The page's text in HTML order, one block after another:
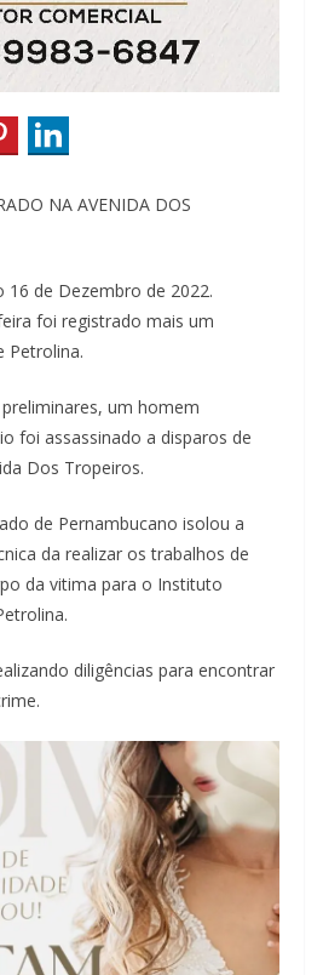
NA AVENIDA DOS
16 de Dezembro de 2022.
foi registrado mais um
Petrolina.
um homem
foi assassinado a disparos de
Dos Tropeiros.
de Pernambucano isolou a
da realizar os trabalhos de
da vitima para o Instituto
diligências para encontrar